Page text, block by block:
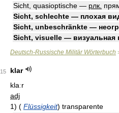
Sicht, quasioptische — рлк.
Sicht, schlechte — плохая
Sicht, unbeschränkte —
Sicht, visuelle — визуальная
Deutsch-Russische Militär Wörterbuch
15
klar
klaːr
adj
1) ( Flüssigkeit) transparente